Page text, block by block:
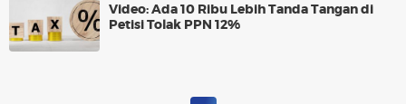
Video: Ada 10 Ribu Lebih Tanda Tangan di
Petisi Tolak PPN 12%